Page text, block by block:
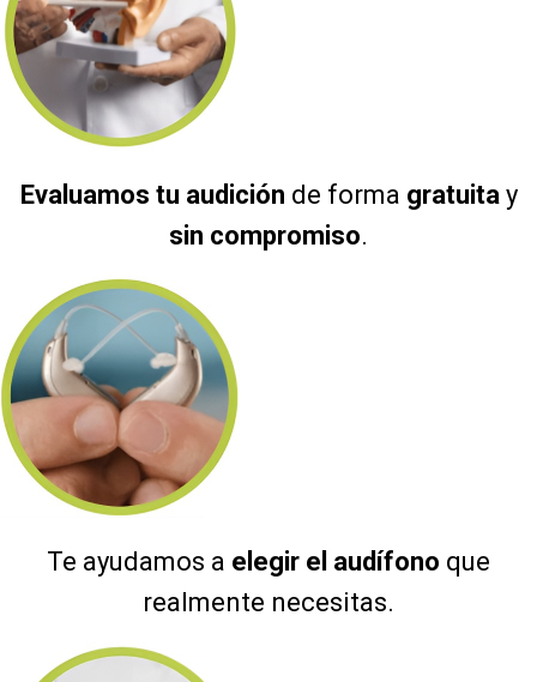
Evaluamos tu audición de forma gratuita y
sin compromiso.
Te ayudamos a elegir el audífono que
realmente necesitas.